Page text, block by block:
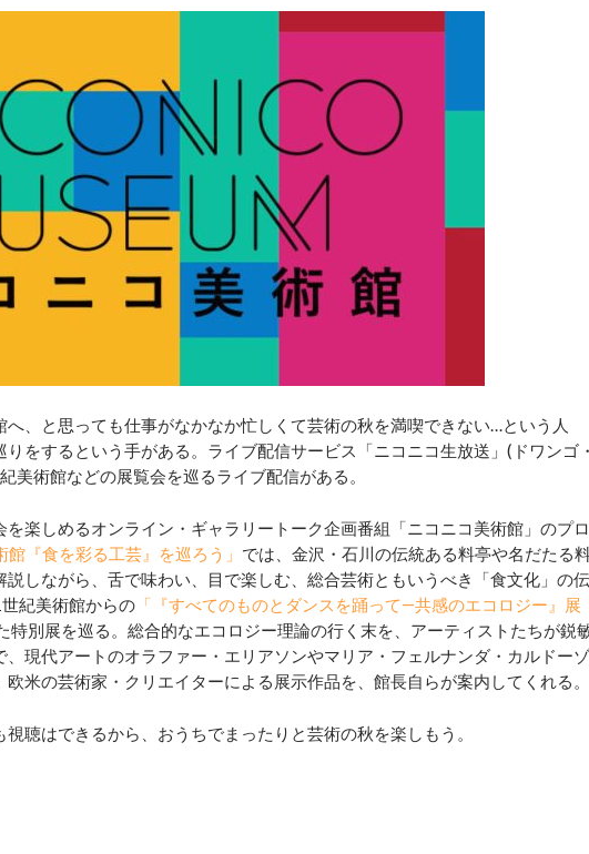
、と思っても仕事がなかなか忙しくて芸術の秋を満喫できない…という人
をするという手がある。ライブ配信サービス「ニコニコ生放送」(ドワンゴ
美術館などの展覧会を巡るライブ配信がある。
楽しめるオンライン・ギャラリートーク企画番組「ニコニコ美術館」のプロ
館『食を彩る工芸』を巡ろう」 では、金沢・石川の伝統ある料亭や名だたる
しながら、舌で味わい、目で楽しむ、総合芸術ともいうべき「食文化」の伝
紀美術館からの 「『すべてのものとダンスを踊って―共感のエコロジー』展
特別展を巡る。総合的なエコロジー理論の行く末を、アーティストたちが鋭
現代アートのオラファー・エリアソンやマリア・フェルナンダ・カルドーゾ
米の芸術家・クリエイターによる展示作品を、館長自らが案内してくれる。
聴はできるから、おうちでまったりと芸術の秋を楽しもう。